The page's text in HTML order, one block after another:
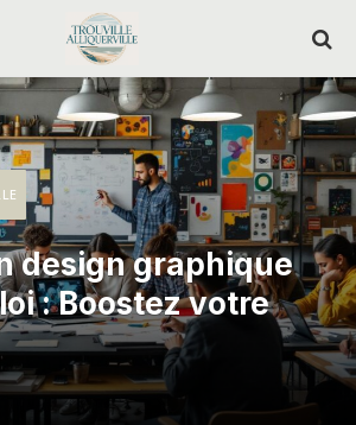
design graphique
: Boostez votre